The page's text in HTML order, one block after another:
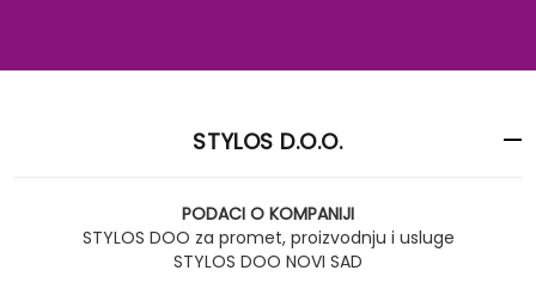
STYLOS D.O.O.
PODACI O KOMPANIJI
STYLOS DOO za promet, proizvodnju i usluge
STYLOS DOO NOVI SAD